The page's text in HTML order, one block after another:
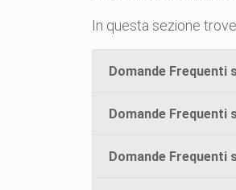
In questa sezione
Domande Frequenti
Domande Frequenti
Domande Frequenti